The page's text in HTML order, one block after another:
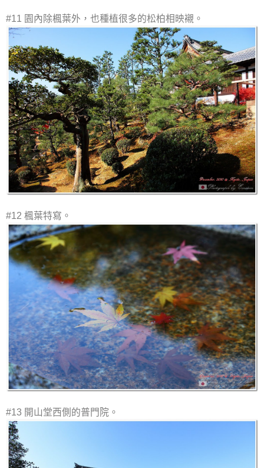
#11 園內除楓葉外，也種植很多的松柏相映襯。
#12 楓葉特寫。
#13 開山堂西側的普門院。